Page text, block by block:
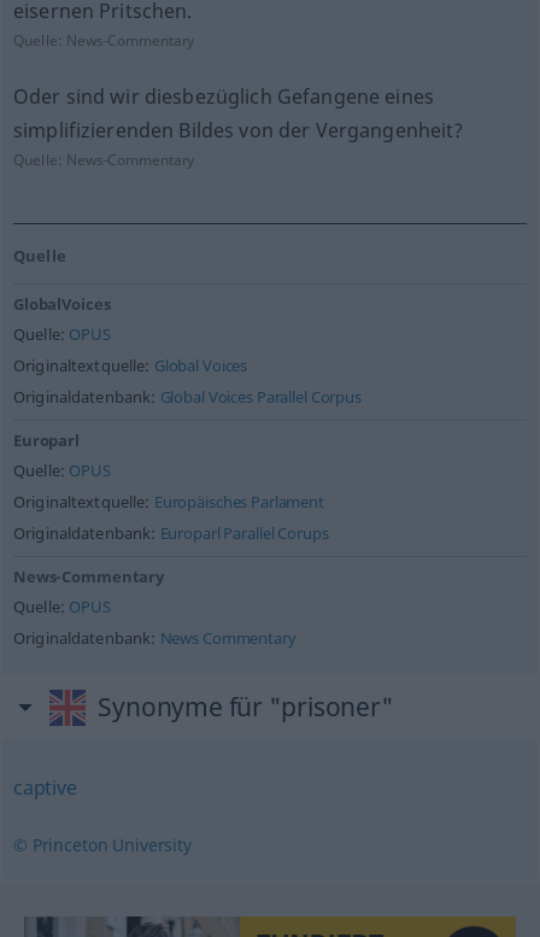
eisernen Pritschen.
Quelle: News-Commentary
Oder sind wir diesbezüglich Gefangene eines
simplifizierenden Bildes von der Vergangenheit?
Quelle: News-Commentary
Quelle
GlobalVoices
Quelle: OPUS
Originaltextquelle: Global Voices
Originaldatenbank: Global Voices Parallel Corpus
Europarl
Quelle: OPUS
Originaltextquelle: Europäisches Parlament
Originaldatenbank: Europarl Parallel Corups
News-Commentary
Quelle: OPUS
Originaldatenbank: News Commentary
Synonyme für "prisoner"
captive
© Princeton University